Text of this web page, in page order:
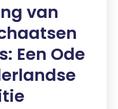
van
Een Ode